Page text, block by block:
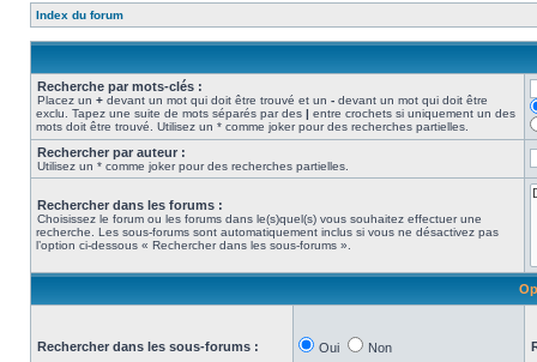
Index du forum
Recherche par mots-clés :
Placez un + devant un mot qui doit être trouvé et un - devant un mot qui doit être
exclu. Tapez une suite de mots séparés par des | entre crochets si uniquement un des
mots doit être trouvé. Utilisez un * comme joker pour des recherches partielles.
Rechercher par auteur :
Utilisez un * comme joker pour des recherches partielles.
Rechercher dans les forums :
Choisissez le forum ou les forums dans le(s)quel(s) vous souhaitez effectuer une
recherche. Les sous-forums sont automatiquement inclus si vous ne désactivez pas
l’option ci-dessous « Rechercher dans les sous-forums ».
Rechercher dans les sous-forums : Oui Non